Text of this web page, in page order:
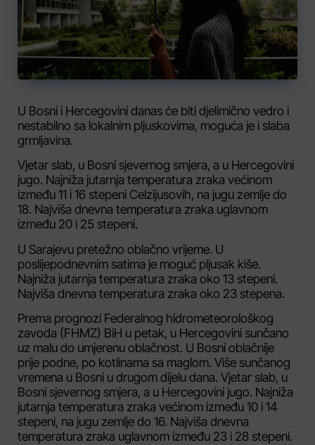
U Bosni i Hercegovini danas će biti djelimično vedro i
nestabilno sa lokalnim pljuskovima, moguća je i slaba
grmljavina.
Vjetar slab, u Bosni sjevernog smjera, a u Hercegovini
jugo. Najniža jutarnja temperatura zraka većinom
između 11 i 16 stepeni Celzijusovih, na jugu zemlje do
18. Najviša dnevna temperatura zraka uglavnom
između 20 i 25 stepeni.
U Sarajevu pretežno oblačno vrijeme. U
poslijepodnevnim satima je moguć pljusak kiše.
Najniža jutarnja temperatura zraka oko 13 stepeni.
Najviša dnevna temperatura zraka oko 23 stepena.
Prema prognozi Federalnog hidrometeorološkog
zavoda (FHMZ) BiH u petak, u Hercegovini sunčano
uz malu do umjerenu oblačnost. U Bosni oblačnije
prije podne, po kotlinama sa maglom. Više sunčanog
vremena u Bosni u drugom dijelu dana. Vjetar slab, u
Bosni sjevernog smjera, a u Hercegovini jugo. Najniža
jutarnja temperatura zraka većinom između 10 i 14
stepeni, na jugu zemlje do 16. Najviša dnevna
temperatura zraka uglavnom između 23 i 28 stepeni.